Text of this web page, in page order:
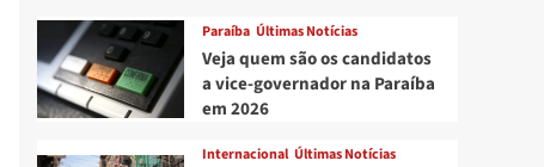
Paraíba Últimas Notícias
Veja quem são os candidatos
a vice-governador na Paraíba
em 2026
Internacional Últimas Notícias